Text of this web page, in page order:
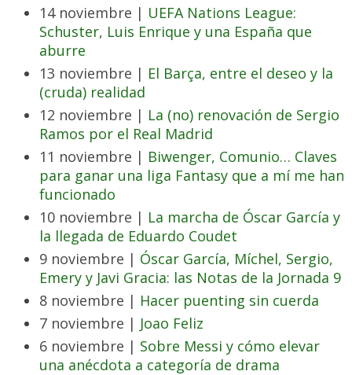
14 noviembre | UEFA Nations League:
Schuster, Luis Enrique y una España que
aburre
13 noviembre | El Barça, entre el deseo y la
(cruda) realidad
12 noviembre | La (no) renovación de Sergio
Ramos por el Real Madrid
11 noviembre | Biwenger, Comunio… Claves
para ganar una liga Fantasy que a mí me han
funcionado
10 noviembre | La marcha de Óscar García y
la llegada de Eduardo Coudet
9 noviembre | Óscar García, Míchel, Sergio,
Emery y Javi Gracia: las Notas de la Jornada 9
8 noviembre | Hacer puenting sin cuerda
7 noviembre | Joao Feliz
6 noviembre | Sobre Messi y cómo elevar
una anécdota a categoría de drama